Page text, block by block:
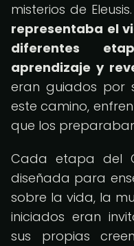
misterios de Eleusis.
representaba el
diferentes
aprendizaje y
eran guiados por
este camino,
que los
Cada etapa del
diseñada para
sobre la vida, la
iniciados eran
sus propias